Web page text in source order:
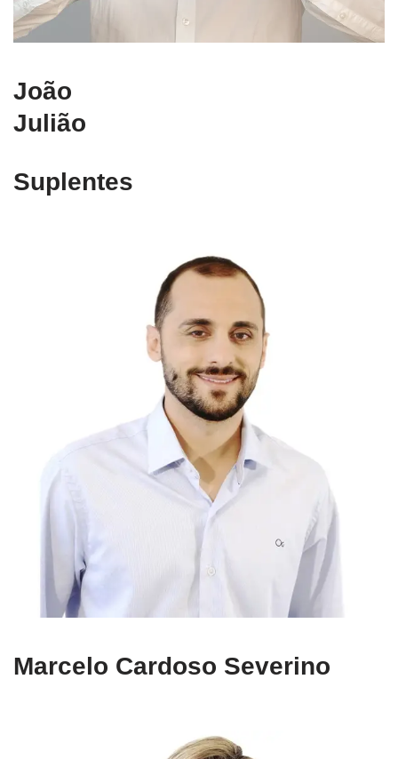
João
Julião
Suplentes
Marcelo Cardoso Severino